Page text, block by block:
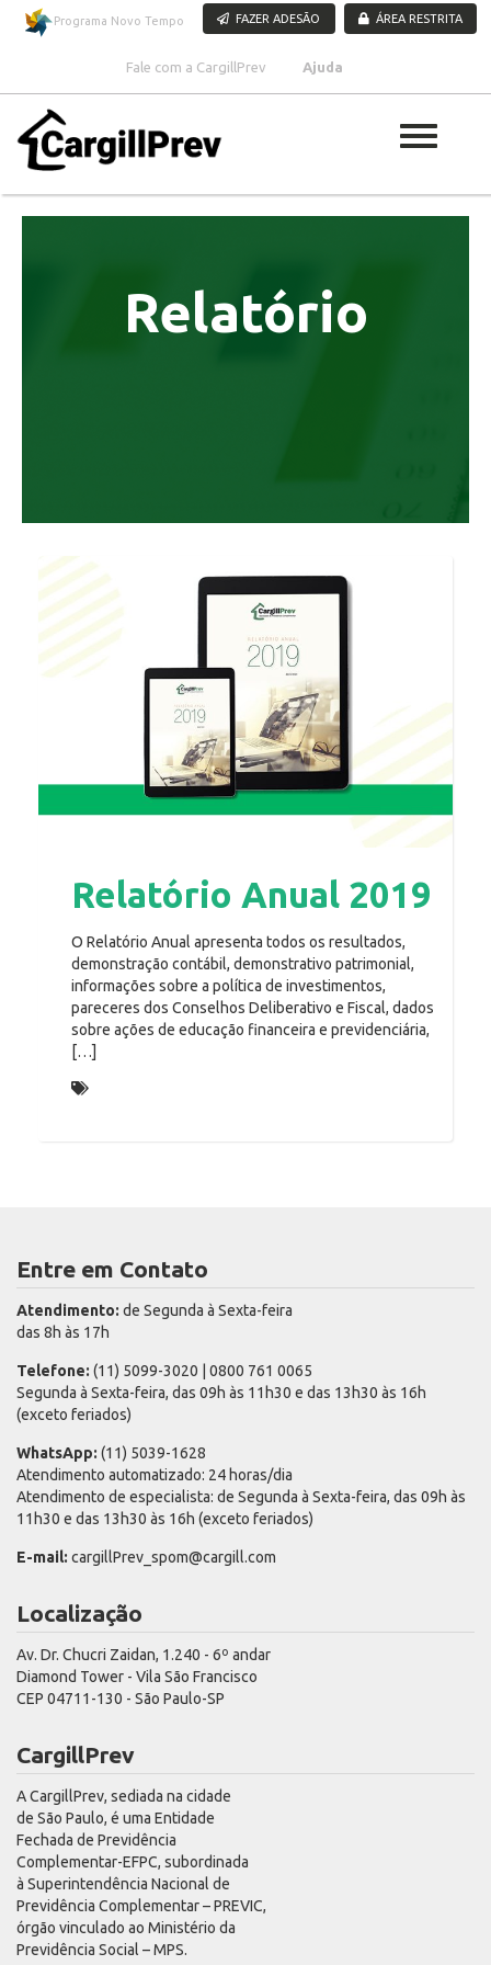
Pular para o conteúdo
Programa Novo Tempo FAZER ADESÃO ÁREA RESTRITA
Fale com a CargillPrev Ajuda
Relatório
Relatório Anual 2019
O Relatório Anual apresenta todos os resultados,
demonstração contábil, demonstrativo patrimonial,
informações sobre a política de investimentos,
pareceres dos Conselhos Deliberativo e Fiscal, dados
sobre ações de educação financeira e previdenciária,
[…]
Entre em Contato
Atendimento: de Segunda à Sexta-feira
das 8h às 17h
Telefone: (11) 5099-3020 | 0800 761 0065
Segunda à Sexta-feira, das 09h às 11h30 e das 13h30 às 16h
(exceto feriados)
WhatsApp: (11) 5039-1628
Atendimento automatizado: 24 horas/dia
Atendimento de especialista: de Segunda à Sexta-feira, das 09h às
11h30 e das 13h30 às 16h (exceto feriados)
E-mail: cargillPrev_spom@cargill.com
Localização
Av. Dr. Chucri Zaidan, 1.240 - 6º andar
Diamond Tower - Vila São Francisco
CEP 04711-130 - São Paulo-SP
CargillPrev
A CargillPrev, sediada na cidade
de São Paulo, é uma Entidade
Fechada de Previdência
Complementar-EFPC, subordinada
à Superintendência Nacional de
Previdência Complementar – PREVIC,
órgão vinculado ao Ministério da
Previdência Social – MPS.